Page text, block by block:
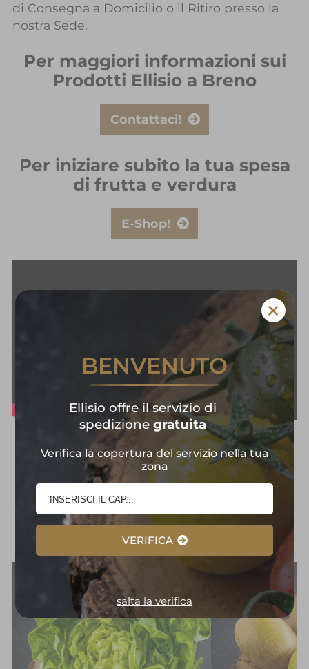
di Consegna a Domicilio o il Ritiro presso la
nostra Sede.
Per maggiori informazioni sui
Prodotti Ellisio a Breno
Contattaci!
Per iniziare subito la tua spesa
di frutta e verdura
E-Shop!
Frutta e Verdura in
Primo Piano:
Selezione
d'Eccellenza
BENVENUTO
Ellisio offre il servizio di
spedizione gratuita
Verifica la copertura del servizio nella tua
zona
VERIFICA
salta la verifica